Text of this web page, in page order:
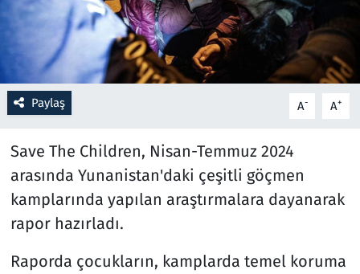
Paylaş A- A+
Save The Children, Nisan-Temmuz 2024
arasında Yunanistan'daki çeşitli göçmen
kamplarında yapılan araştırmalara dayanarak
rapor hazırladı.
Raporda çocukların, kamplarda temel koruma
Sağlık
Savunma Sanayi
Seçim 2023
Spor
Teknoloji ve Bilim
Televizyon